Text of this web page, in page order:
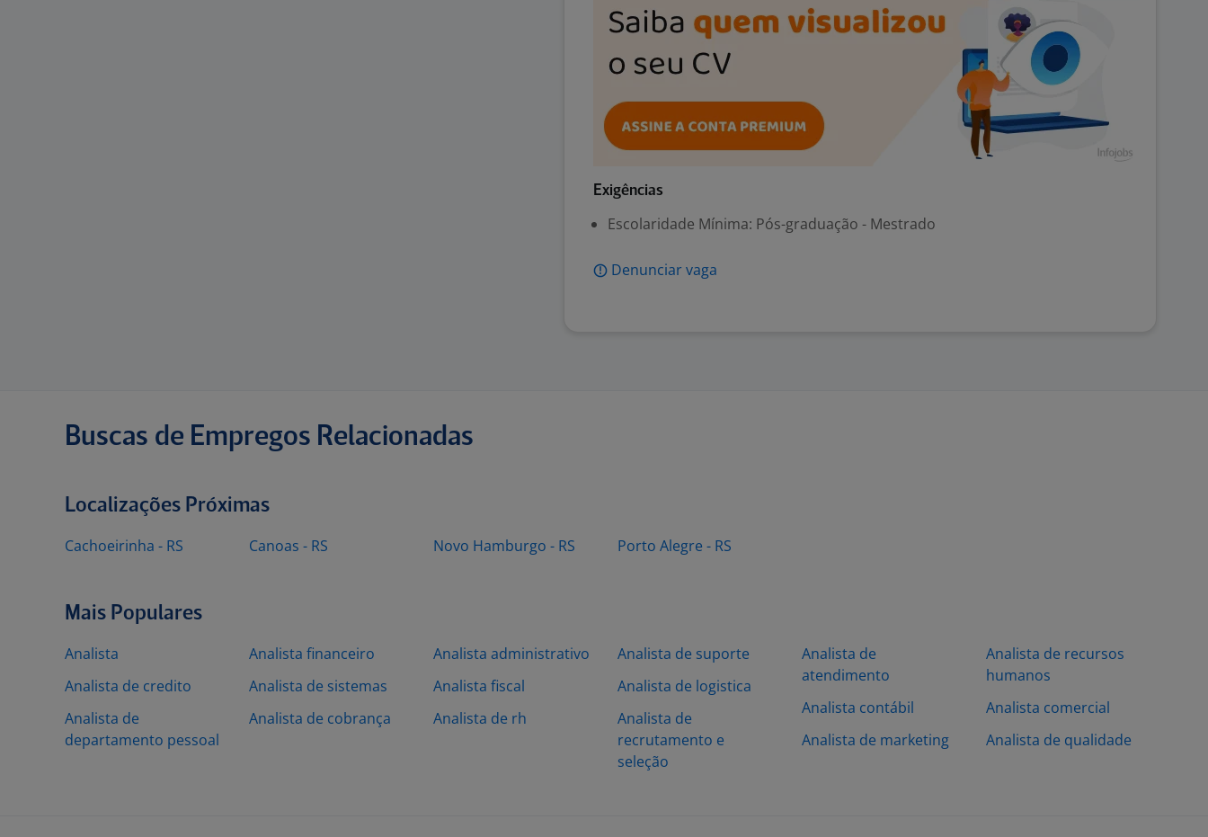
Exigências
Escolaridade Mínima: Pós-graduação - Mestrado
Denunciar vaga
Buscas de Empregos Relacionadas
Localizações Próximas
Cachoeirinha - RS Canoas - RS Novo Hamburgo - RS Porto Alegre - RS
Mais Populares
Analista
Analista de credito
Analista de
departamento pessoal
Analista financeiro
Analista de sistemas
Analista de cobrança
Analista administrativo
Analista fiscal
Analista de rh
Analista de suporte
Analista de logistica
Analista de
recrutamento e
seleção
Analista de
atendimento
Analista contábil
Analista de marketing
Analista de recursos
humanos
Analista comercial
Analista de qualidade